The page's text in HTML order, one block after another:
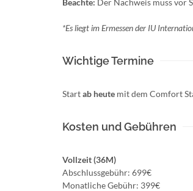
Beachte: Der Nachweis muss vor
*Es liegt im Ermessen der IU
Wichtige Termine
Startab heute mit dem Comfort
Kosten und Gebühren
Vollzeit (36M)
Abschlussgebühr: 699€
Monatliche Gebühr: 399€